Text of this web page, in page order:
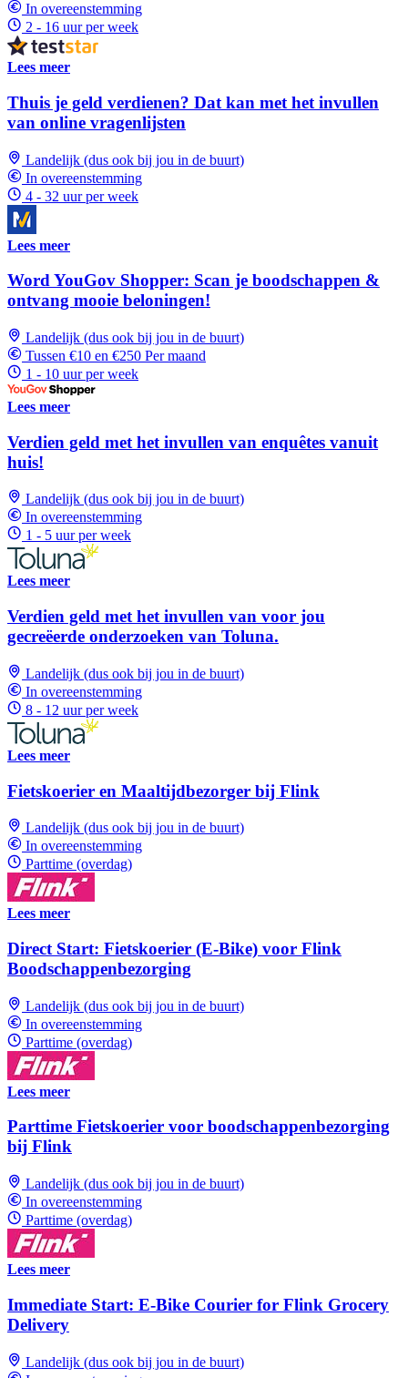
In overeenstemming
2 - 16 uur per week
Lees meer
Thuis je geld verdienen? Dat kan met het invullen
van online vragenlijsten
Landelijk (dus ook bij jou in de buurt)
In overeenstemming
4 - 32 uur per week
Lees meer
Word YouGov Shopper: Scan je boodschappen &
ontvang mooie beloningen!
Landelijk (dus ook bij jou in de buurt)
Tussen €10 en €250 Per maand
1 - 10 uur per week
Lees meer
Verdien geld met het invullen van enquêtes vanuit
huis!
Landelijk (dus ook bij jou in de buurt)
In overeenstemming
1 - 5 uur per week
Lees meer
Verdien geld met het invullen van voor jou
gecreëerde onderzoeken van Toluna.
Landelijk (dus ook bij jou in de buurt)
In overeenstemming
8 - 12 uur per week
Lees meer
Fietskoerier en Maaltijdbezorger bij Flink
Landelijk (dus ook bij jou in de buurt)
In overeenstemming
Parttime (overdag)
Lees meer
Direct Start: Fietskoerier (E-Bike) voor Flink
Boodschappenbezorging
Landelijk (dus ook bij jou in de buurt)
In overeenstemming
Parttime (overdag)
Lees meer
Parttime Fietskoerier voor boodschappenbezorging
bij Flink
Landelijk (dus ook bij jou in de buurt)
In overeenstemming
Parttime (overdag)
Lees meer
Immediate Start: E-Bike Courier for Flink Grocery
Delivery
Landelijk (dus ook bij jou in de buurt)